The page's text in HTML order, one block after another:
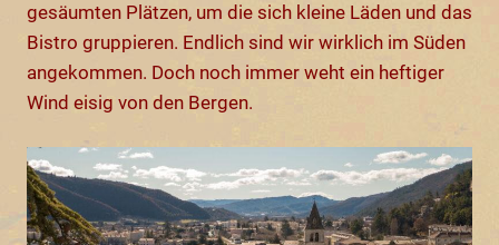
gesäumten Plätzen, um die sich kleine Läden und das
Bistro gruppieren. Endlich sind wir wirklich im Süden
angekommen. Doch noch immer weht ein heftiger
Wind eisig von den Bergen.